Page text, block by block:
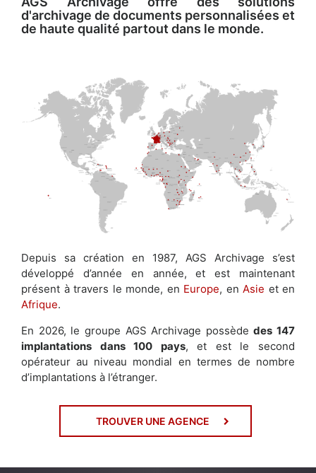
d'archivage de documents personnalisées et
de haute qualité partout dans le monde.
Depuis sa création en 1987, AGS Archivage s’est
développé d’année en année, et est maintenant
présent à travers le monde, en Europe, en Asie et en
Afrique.
En 2026, le groupe AGS Archivage possèdedes 147
implantations dans 100 pays, et est le second
opérateur au niveau mondial en termes de nombre
d’implantations à l’étranger.
TROUVER UNE AGENCE